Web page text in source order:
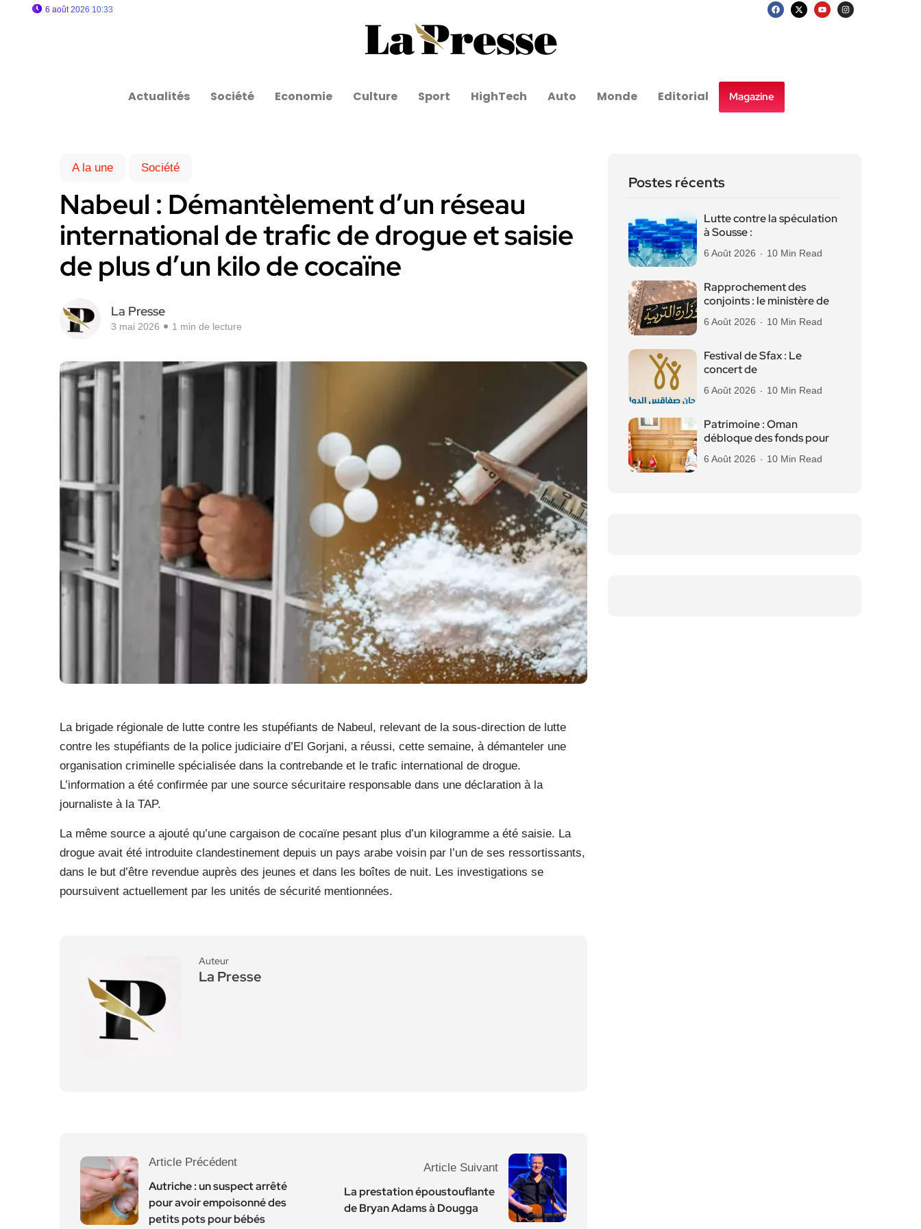
6 août 2026 10:33
Actualités Société Economie Culture Sport HighTech Auto Monde Editorial Magazine
A la une Société
Nabeul : Démantèlement d’un réseau
international de trafic de drogue et saisie
de plus d’un kilo de cocaïne
La Presse
3 mai 2026 1 min de lecture
La brigade régionale de lutte contre les stupéfiants de Nabeul, relevant de la sous-direction de lutte
contre les stupéfiants de la police judiciaire d’El Gorjani, a réussi, cette semaine, à démanteler une
organisation criminelle spécialisée dans la contrebande et le trafic international de drogue.
L’information a été confirmée par une source sécuritaire responsable dans une déclaration à la
journaliste à la TAP.
La même source a ajouté qu’une cargaison de cocaïne pesant plus d’un kilogramme a été saisie. La
drogue avait été introduite clandestinement depuis un pays arabe voisin par l’un de ses ressortissants,
dans le but d’être revendue auprès des jeunes et dans les boîtes de nuit. Les investigations se
poursuivent actuellement par les unités de sécurité mentionnées.
Auteur
La Presse
Article Précédent
Autriche : un suspect arrêté
pour avoir empoisonné des
petits pots pour bébés
Article Suivant
La prestation époustouflante
de Bryan Adams à Dougga
Postes récents
Lutte contre la spéculation
à Sousse :
6 Août 2026 10 Min Read
Rapprochement des
conjoints : le ministère de
6 Août 2026 10 Min Read
Festival de Sfax : Le
concert de
6 Août 2026 10 Min Read
Patrimoine : Oman
débloque des fonds pour
6 Août 2026 10 Min Read